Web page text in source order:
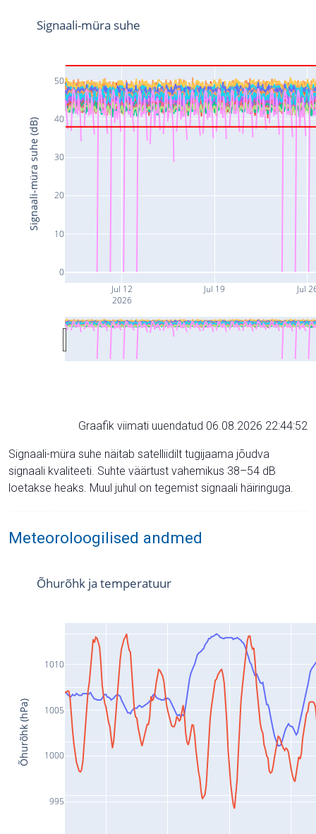
Jul 12
2026
Jul 19 Jul
0
10
20
30
40
50
Signaali-müra suhe
Signaali-müra suhe (dB)
Graafik viimati uuendatud 06.08.2026 22:44:52
Signaali-müra suhe näitab satelliidilt tugijaama jõudva
signaali kvaliteeti. Suhte väärtust vahemikus 38–54 dB
loetakse heaks. Muul juhul on tegemist signaali häiringuga.
Meteoroloogilised andmed
995
1000
1005
1010
Õhurõhk ja temperatuur
Õhurõhk (hPa)